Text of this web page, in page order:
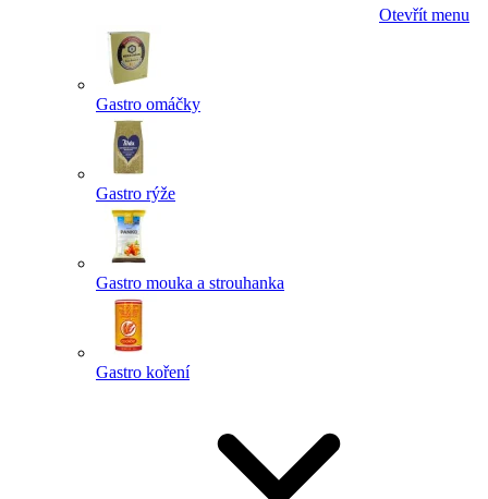
Otevřít menu
Gastro omáčky
Gastro rýže
Gastro mouka a strouhanka
Gastro koření